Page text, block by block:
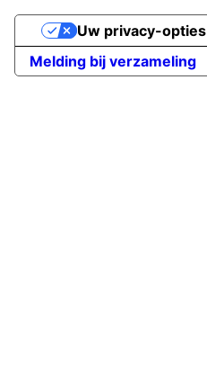
Melding bij verzameling
Uw privacy-opties